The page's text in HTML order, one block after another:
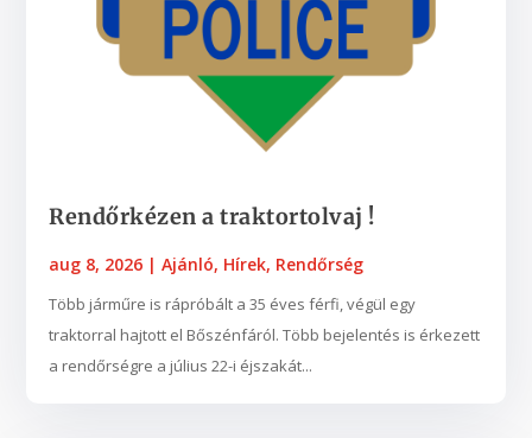
Rendőrkézen a traktortolvaj !
aug 8, 2026 |Ajánló, Hírek, Rendőrség
Több járműre is rápróbált a 35 éves férfi, végül egy
traktorral hajtott el Bőszénfáról. Több bejelentés is érkezett
a rendőrségre a július 22-i éjszakát...